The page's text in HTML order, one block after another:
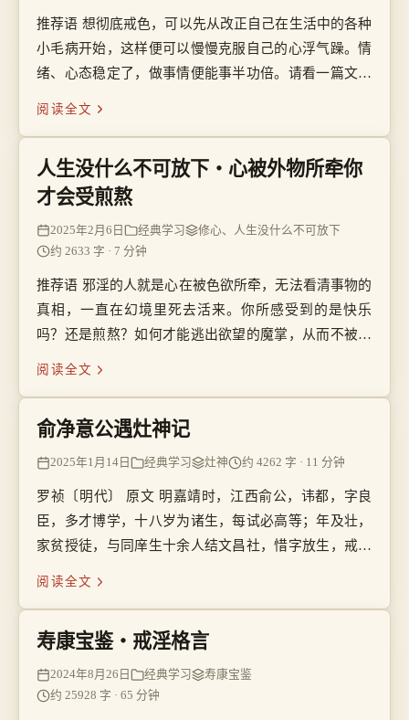
推荐语 想彻底戒色，可以先从改正自己在生活中的各种
小毛病开始，这样便可以慢慢克服自己的心浮气躁。情
绪、心态稳定了，做事情便能事半功倍。请看一篇文章
阅读全文
人生没什么不可放下・心被外物所牵你
才会受煎熬
2025年2月6日 经典学习
修心、人生没什么不可放下
约 2633 字 · 7 分钟
推荐语 邪淫的人就是心在被色欲所牵，无法看清事物的
真相，一直在幻境里死去活来。你所感受到的是快乐
吗？还是煎熬？如何才能逃出欲望的魔掌，从而不被外
阅读全文
俞净意公遇灶神记
2025年1月14日 经典学习 灶神 约 4262 字 · 11 分钟
罗祯〔明代〕 原文 明嘉靖时，江西俞公，讳都，字良
臣，多才博学，十八岁为诸生，每试必高等；年及壮，
家贫授徒，与同庠生十余人结文昌社，惜字放生，戒淫
妻以哭儿女故，二目皆盲。
阅读全文
寿康宝鉴・戒淫格言
2024年8月26日 经典学习
寿康宝鉴
约 25928 字 · 65 分钟